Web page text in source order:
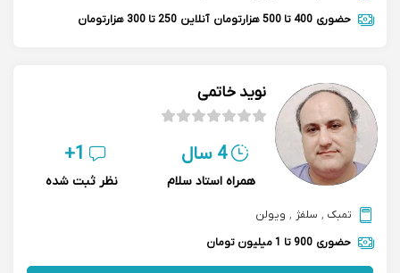
حضوری 400 تا 500 هزارتومان آنلاین 250 تا 300 هزارتومان
نوید خاتمی
4 سال
همراه استاد سلام
1+
نظر ثبت شده
تمبک , سلفژ , ویولن
حضوری 900 تا 1 میلیون تومان